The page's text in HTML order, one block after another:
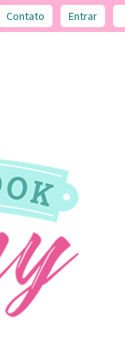
Contato Entrar